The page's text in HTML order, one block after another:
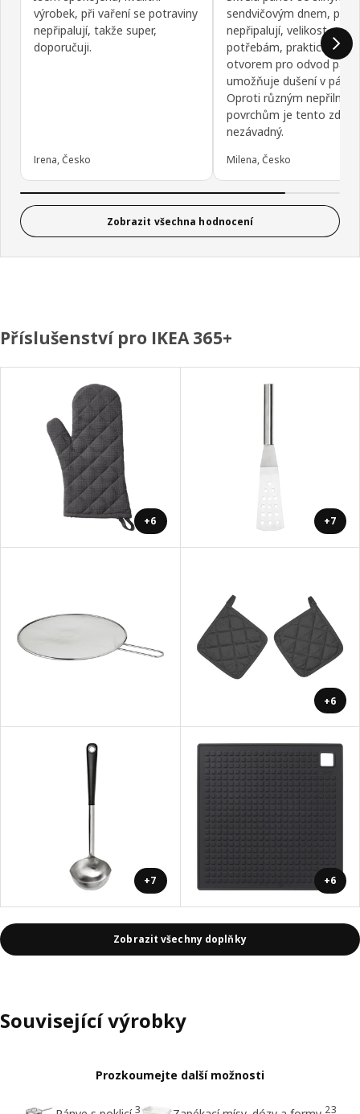
výrobek, při vaření se potraviny
nepřipalují, takže super,
doporučuji.
Irena, Česko
sendvičovým dnem,
nepřipalují, velikost
potřebám, praktická
otvorem pro odvod páry
umožňuje dušení v pánvi.
Oproti různým
povrchům je tento
nezávadný.
Milena, Česko
Zobrazit všechna hodnocení
Příslušenství pro IKEA 365+
+6 +7
+6
+7 +6
Zobrazit všechny doplňky
Související výrobky
Prozkoumejte další možnosti
3 23